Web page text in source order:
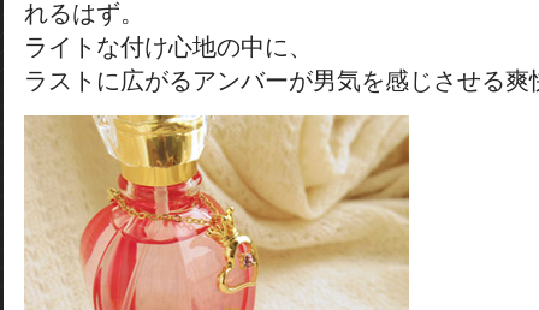
れるはず。
ライトな付け心地の中に、
ラストに広がるアンバーが男気を感じさせる爽